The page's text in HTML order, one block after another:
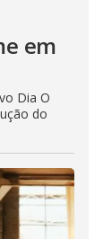
em
Dia O
do